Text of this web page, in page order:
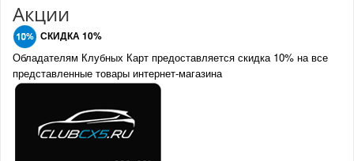
Акции
СКИДКА 10%
Обладателям Клубных Карт предоставляется скидка 10% на все
представленные товары интернет-магазина